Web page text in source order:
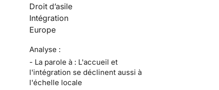
Droit d’asile
Intégration
Europe
Analyse :
- La parole à : L'accueil et
l'intégration se déclinent aussi à
l'échelle locale